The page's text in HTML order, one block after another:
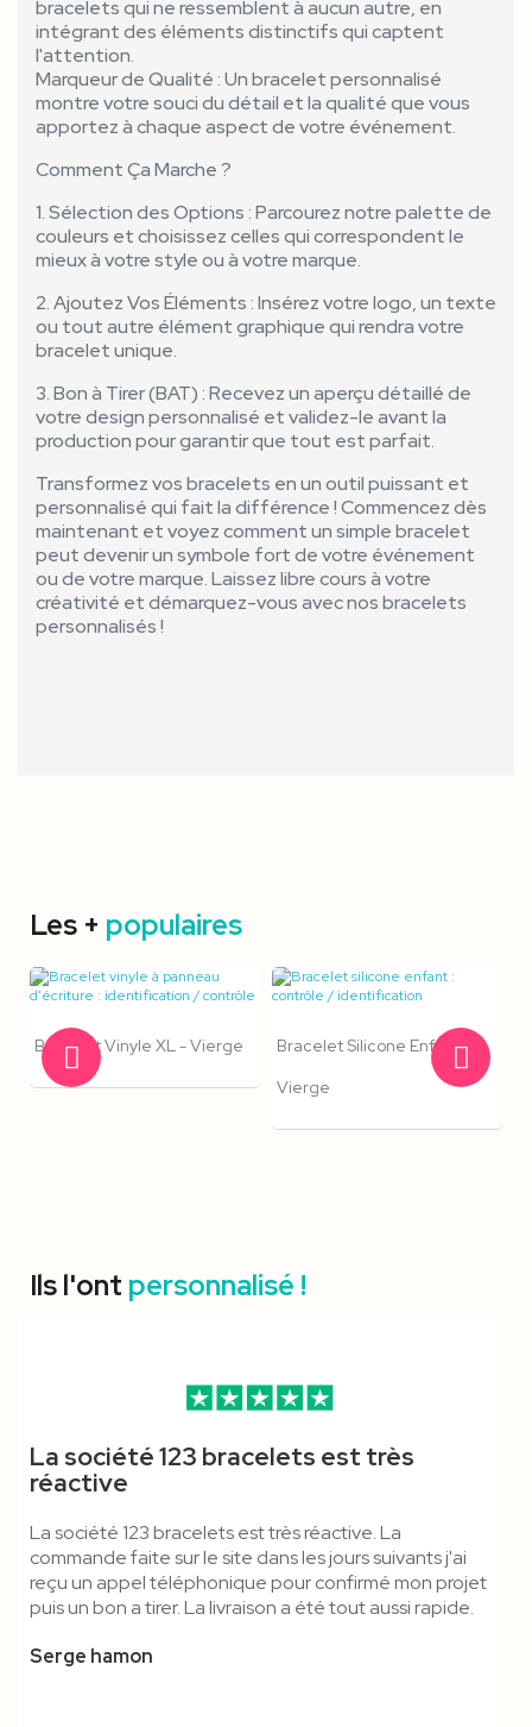
bracelets qui ne ressemblent à aucun autre, en
intégrant des éléments distinctifs qui captent
l'attention.
Marqueur de Qualité : Un bracelet personnalisé
montre votre souci du détail et la qualité que vous
apportez à chaque aspect de votre événement.
Comment Ça Marche ?
1. Sélection des Options : Parcourez notre palette de
couleurs et choisissez celles qui correspondent le
mieux à votre style ou à votre marque.
2. Ajoutez Vos Éléments : Insérez votre logo, un texte
ou tout autre élément graphique qui rendra votre
bracelet unique.
3. Bon à Tirer (BAT) : Recevez un aperçu détaillé de
votre design personnalisé et validez-le avant la
production pour garantir que tout est parfait.
Transformez vos bracelets en un outil puissant et
personnalisé qui fait la différence ! Commencez dès
maintenant et voyez comment un simple bracelet
peut devenir un symbole fort de votre événement
ou de votre marque. Laissez libre cours à votre
créativité et démarquez-vous avec nos bracelets
personnalisés !
Les + populaires
Bracelet Vinyle XL - Vierge
Bracelet Silicone Enfant -
Vierge
Écologique
Lanyard Polyester
Mousqueton Standard Et
Polyester
RPET A6
Marqué
- Marqué
Ils l'ont personnalisé !
La société 123 bracelets est très
réactive
La société 123 bracelets est très réactive. La
commande faite sur le site dans les jours suivants j'ai
reçu un appel téléphonique pour confirmé mon projet
puis un bon a tirer. La livraison a été tout aussi rapide.
Serge hamon